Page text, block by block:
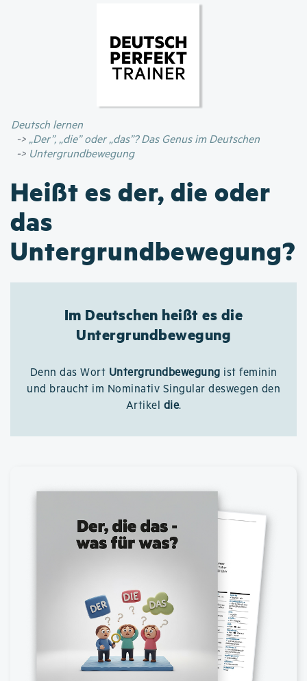
Inhalt
Deutsch lernen
„Der”, „die” oder „das”? Das Genus im Deutschen
Untergrundbewegung
Heißt es der, die oder
das
Untergrundbewegung?
Im Deutschen heißt es die
Untergrundbewegung
Denn das Wort Untergrundbewegung ist feminin
und braucht im Nominativ Singular deswegen den
Artikel die.